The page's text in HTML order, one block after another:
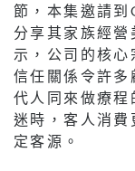
節，本集邀請
分享其家族經
示，公司的核
信任關係令許多
代人同來做療程
迷時，客人消費
定客源。